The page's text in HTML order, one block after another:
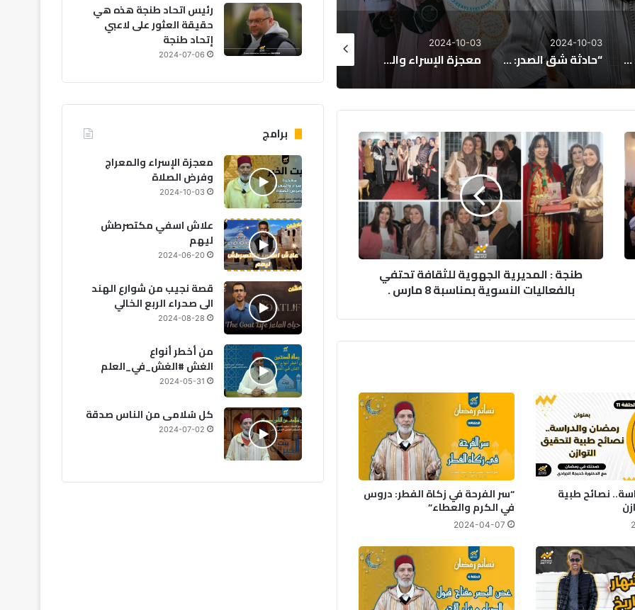
“حادثة شق الصدر: تطهير القلب وإعداد الرسول ﷺ للرسالة”
2024-10-03
معجزة الإسراء والمعراج وفرض الصلاة
2024-10-03
اتباع النبي علامة محبة الله عز وجل
2024-08-28
الأخلاق..حديث أقربكم مني يوم القيامة
2024-08-28
طنجة
المديرية
الجهوية
للثقافة
تحتفي
بالفعاليات
النسوية
بمناسبة
طنجة : المديرية الجهوية للثقافة تحتفي
بالفعاليات النسوية بمناسبة 8 مارس .
نصائح طبية “سر الفرحة في زكاة الفطر: دروس
في الكرم والعطاء”
2024-04-07
رئيس اتحاد طنجة هذه هي
حقيقة العثور على لاعبي
إتحاد طنجة
2024-07-06
برامج
معجزة الإسراء والمعراج
وفرض الصلاة
2024-10-03
علاش اسفي مكتصرطش
ليهم
2024-06-20
قصة نجيب من شوارع الهند
الى صحراء الربع الخالي
2024-08-28
من أخطر أنواع
الغش #الغش_في_العلم
2024-05-31
كل سُلامى من الناس صدقة
2024-07-02